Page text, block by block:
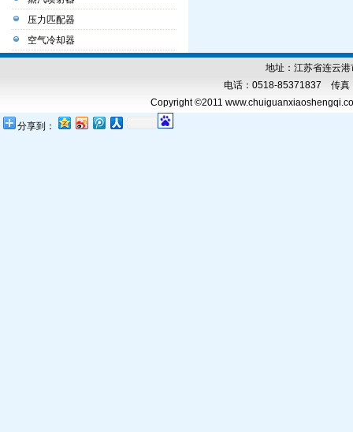
压力匹配器
空气冷却器
地址：江苏省连云
电话：0518-85371837 传
Copyright ©2011
分享到：